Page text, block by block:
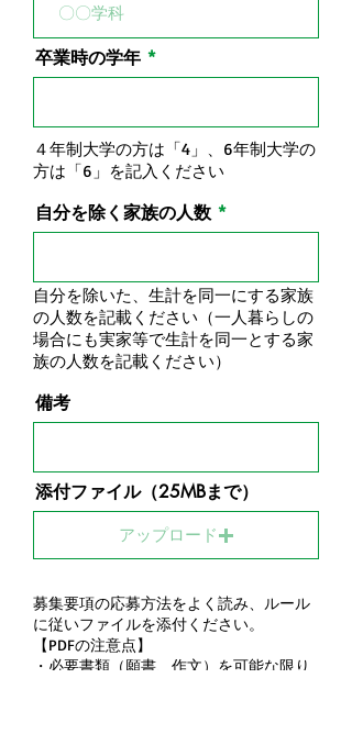
卒業時の学年
４年制大学の方は「4」、6年制大学の
方は「6」を記入ください
自分を除く家族の人数
自分を除いた、生計を同一にする家族
の人数を記載ください（一人暮らしの
場合にも実家等で生計を同一とする家
族の人数を記載ください）
備考
添付ファイル（25MBまで）
アップロード
募集要項の応募方法をよく読み、ルール
に従いファイルを添付ください。
【PDFの注意点】
・必要書類（願書、作文）を可能な限り